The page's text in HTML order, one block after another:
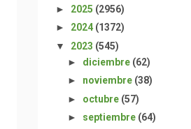
► 2025 (2956)
► 2024 (1372)
▼ 2023 (545)
► diciembre (62)
► noviembre (38)
► octubre (57)
► septiembre (64)